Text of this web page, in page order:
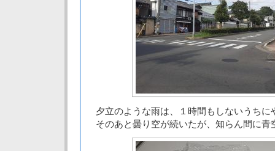
夕立のような雨は、１時間もしないうちに
そのあと曇り空が続いたが、知らん間に青